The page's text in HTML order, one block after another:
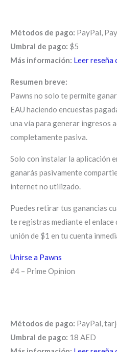
Métodos de pago: PayPal,
Umbral de pago: $5
Más información: Leer reseña
Resumen breve:
Pawns no solo te permite
EAU haciendo encuestas
una vía para generar ingresos
completamente pasiva.
Solo con instalar la aplicación
ganarás pasivamente
internet no utilizado.
Puedes retirar tus ganancias
te registras mediante el enlace
unión de $1 en tu cuenta
Unirse a Pawns
#4 – Prime Opinion
Métodos de pago: PayPal,
Umbral de pago: 18 AED